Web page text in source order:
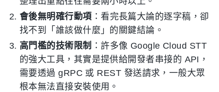
會後無明確行動項 ：看完長篇大論的逐字稿，卻
找不到「誰該做什麼」的關鍵結論。
高門檻的技術限制 ：許多像 Google Cloud STT
的強大工具，其實是提供給開發者串接的 API，
需要透過 gRPC 或 REST 發送請求，一般大眾
根本無法直接安裝使用。